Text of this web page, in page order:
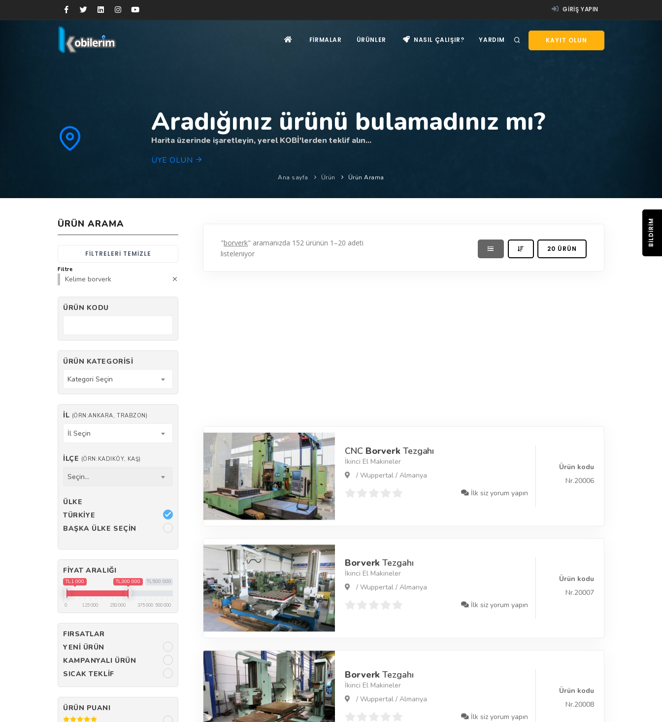
GIRIŞ YAPIN
KAYIT OLUN
FIRMALAR ÜRÜNLER NASIL ÇALIŞIR? YARDIM
Aradığınız ürünü bulamadınız mı?
Harita üzerinde işaretleyin, yerel KOBİ'lerden teklif alın...
ÜYE OLUN
Ana sayfa Ürün Ürün Arama
"borverk" aramanızda 152 ürünün 1–20 adeti
listeleniyor
20 ÜRÜN
CNC Borverk Tezgahı
İkinci El Makineler
/ Wuppertal / Almanya
İlk siz yorum yapın
Ürün kodu
Nr.20006
Borverk Tezgahı
İkinci El Makineler
/ Wuppertal / Almanya
İlk siz yorum yapın
Ürün kodu
Nr.20007
Borverk Tezgahı
İkinci El Makineler
/ Wuppertal / Almanya
İlk siz yorum yapın
Ürün kodu
Nr.20008
ÜRÜN ARAMA
FILTRELERI TEMIZLE
Filtre
Kelime borverk
ÜRÜN KODU
ÜRÜN KATEGORISI
Kategori Seçin
İL (ÖRN:ANKARA, TRABZON)
İl Seçin
İLÇE (ÖRN:KADIKÖY, KAŞ)
Seçin...
ÜLKE
TÜRKIYE
BAŞKA ÜLKE SEÇIN
FIYAT ARALIĞI
TL500 000
TL1 000 TL300 000
0 125 000 250 000 375 000 500 000
FIRSATLAR
YENI ÜRÜN
KAMPANYALI ÜRÜN
SICAK TEKLIF
ÜRÜN PUANI
BILDIRIM